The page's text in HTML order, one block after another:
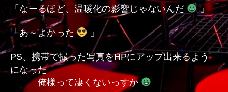
「なーるほど、温暖化の影響じゃないんだ 」
「あ～よかった 」
PS、携帯で撮った写真をHPにアップ出来るよう
になった
俺様って凄くないっすか